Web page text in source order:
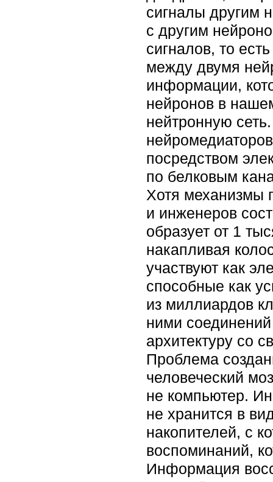
сигналы другим
с другим
сигналов, то
между двумя
информации,
нейронов в
нейтронную
посредством
по белковым
Хотя механизмы
и инженеров
образует от 1
накапливая
участвуют как
способные как
из миллиардов
ними
архитектуру со
Проблема
человеческий
не компьютер.
не хранится в
накопителей, с
воспоминаний,
Информация